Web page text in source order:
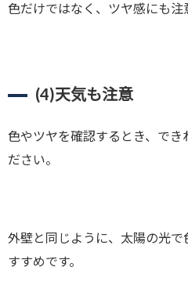
色だけではなく、ツヤ感にも注
(4)天気も注意
色やツヤを確認するとき、でき
ださい。
外壁と同じように、太陽の光
すすめです。